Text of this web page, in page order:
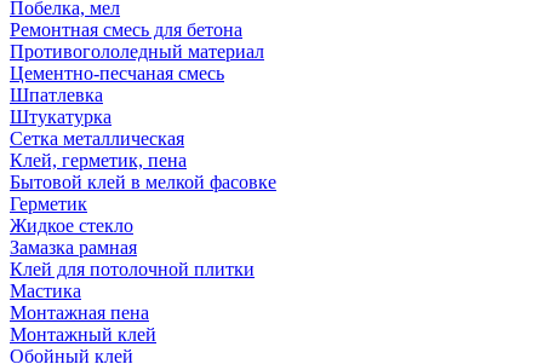
Побелка, мел
Ремонтная смесь для бетона
Противогололедный материал
Цементно-песчаная смесь
Шпатлевка
Штукатурка
Сетка металлическая
Клей, герметик, пена
Бытовой клей в мелкой фасовке
Герметик
Жидкое стекло
Замазка рамная
Клей для потолочной плитки
Мастика
Монтажная пена
Монтажный клей
Обойный клей